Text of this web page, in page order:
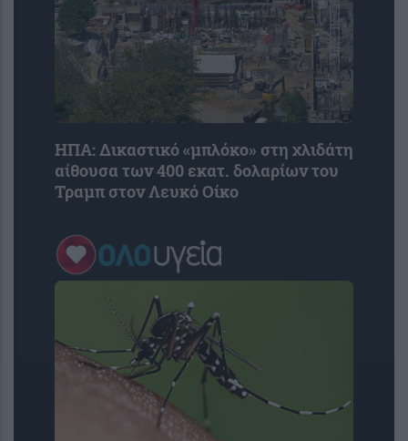
ΗΠΑ: Δικαστικό «μπλόκο» στη χλιδάτη
αίθουσα των 400 εκατ. δολαρίων του
Τραμπ στον Λευκό Οίκο